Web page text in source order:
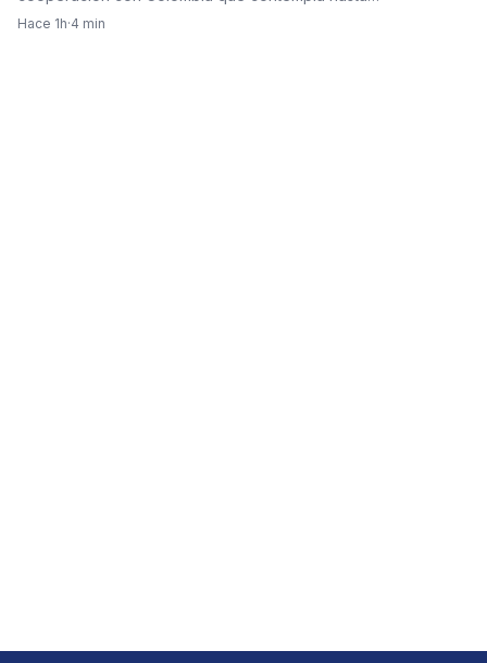
Hace 1h·4 min